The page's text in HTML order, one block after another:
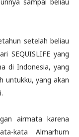
setelah beliau
SEQUISLIFE yang
di Indonesia, yang
untukku, yang akan
airmata karena
kata Almarhum